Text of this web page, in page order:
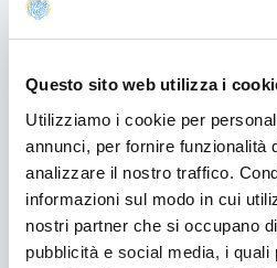
Questo sito web utilizza i
Utilizziamo i cookie per
annunci, per fornire funzionalità
analizzare il nostro traffico.
informazioni sul modo in cui
nostri partner che si occupano
pubblicità e social media, i quali
After mobility
Cosa fare al rientro a
SCOPRI DI PIÙ AFTER